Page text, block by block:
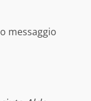
messaggio